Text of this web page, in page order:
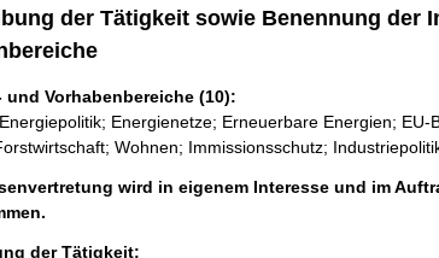
der Tätigkeit sowie Benennung der
und Vorhabenbereiche (10):
Energienetze; Erneuerbare Energien; EU-
Wohnen; Immissionsschutz;
wird in eigenem Interesse und im
der Tätigkeit: